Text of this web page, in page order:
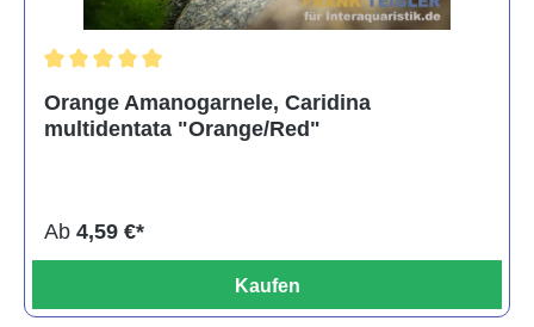
Orange Amanogarnele, Caridina
multidentata "Orange/Red"
Ab 4,59 €*
Kaufen